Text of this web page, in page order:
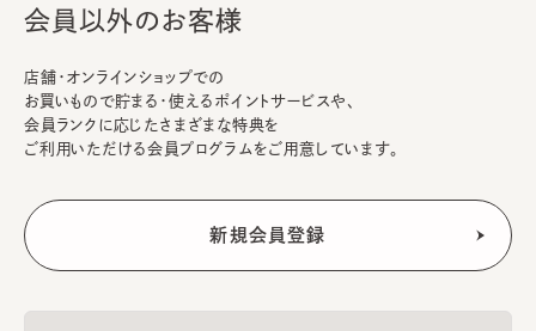
会員以外のお客様
店舗・オンラインショップでの
お買いもので貯まる・使えるポイントサービスや、
会員ランクに応じたさまざまな特典を
ご利用いただける会員プログラムをご用意しています。